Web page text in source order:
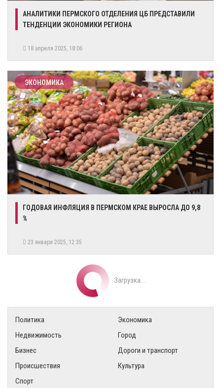
АНАЛИТИКИ ПЕРМСКОГО ОТДЕЛЕНИЯ ЦБ ПРЕДСТАВИЛИ
ТЕНДЕНЦИИ ЭКОНОМИКИ РЕГИОНА
18 апреля 2025, 18:06
ЭКОНОМИКА
ГОДОВАЯ ИНФЛЯЦИЯ В ПЕРМСКОМ КРАЕ ВЫРОСЛА ДО 9,8
%
23 января 2025, 12:35
Загрузка...
Политика
Экономика
Недвижимость
Город
Бизнес
Дороги и транспорт
Происшествия
Культура
Спорт